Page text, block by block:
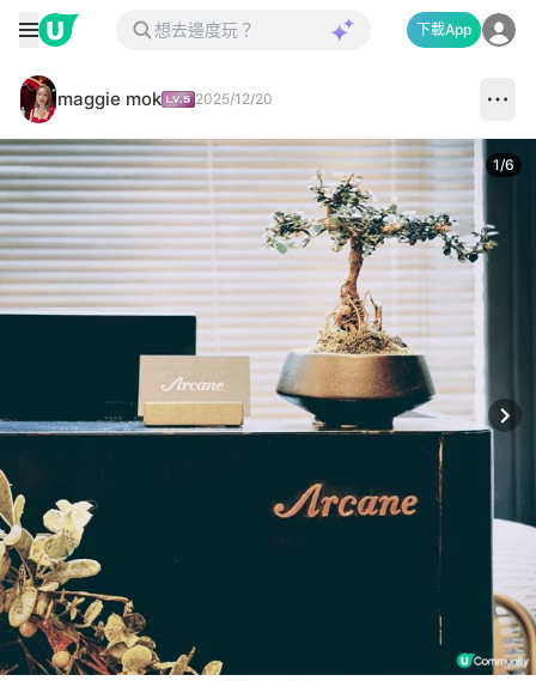
下載App
maggie mok 2025/12/20
1/6